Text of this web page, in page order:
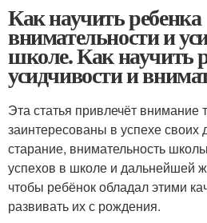
Как научить ребенка
внимательности и
школе. Как научить
усидчивости и
Эта статья привлечёт внимание
заинтересованы в успехе своих
старание, внимательность
успехов в школе и дальнейшей
чтобы ребёнок обладал этими
развивать их с рождения.